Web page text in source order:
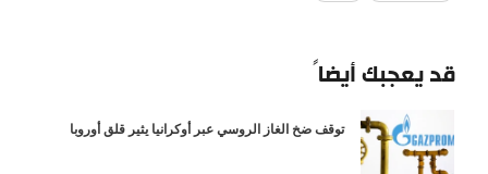
قد يعجبك أيضاً
توقف ضخ الغاز الروسي عبر أوكرانيا يثير قلق أوروبا